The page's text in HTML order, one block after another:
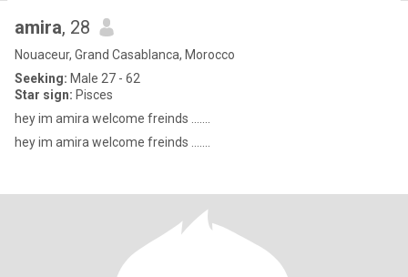
amira, 28
Nouaceur, Grand Casablanca, Morocco
Seeking: Male 27 - 62
Star sign: Pisces
hey im amira welcome freinds .......
hey im amira welcome freinds .......